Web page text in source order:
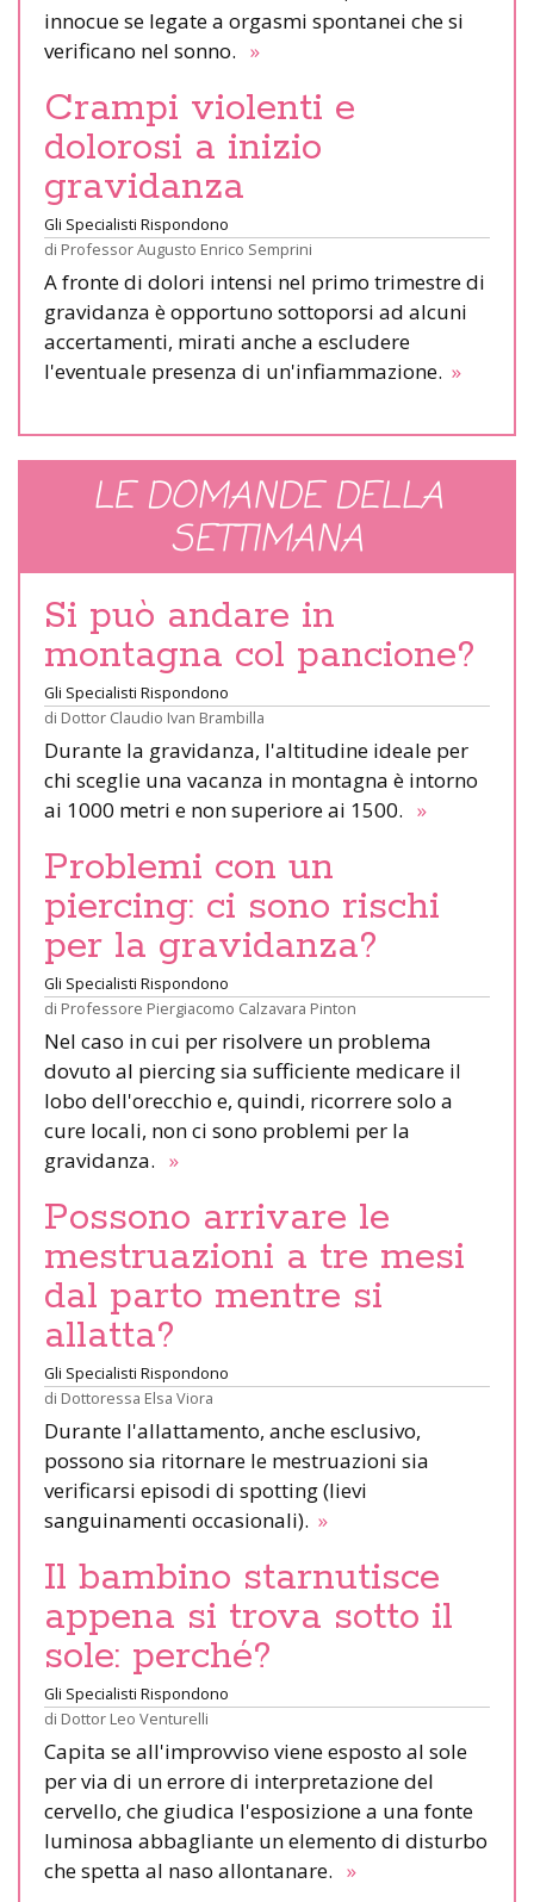
innocue se legate a orgasmi spontanei che si
verificano nel sonno. »
Crampi violenti e
dolorosi a inizio
gravidanza
Gli Specialisti Rispondono
di Professor Augusto Enrico Semprini
A fronte di dolori intensi nel primo trimestre di
gravidanza è opportuno sottoporsi ad alcuni
accertamenti, mirati anche a escludere
l'eventuale presenza di un'infiammazione. »
LE DOMANDE DELLA
SETTIMANA
Si può andare in
montagna col pancione?
Gli Specialisti Rispondono
di Dottor Claudio Ivan Brambilla
Durante la gravidanza, l'altitudine ideale per
chi sceglie una vacanza in montagna è intorno
ai 1000 metri e non superiore ai 1500. »
Problemi con un
piercing: ci sono rischi
per la gravidanza?
Gli Specialisti Rispondono
di Professore Piergiacomo Calzavara Pinton
Nel caso in cui per risolvere un problema
dovuto al piercing sia sufficiente medicare il
lobo dell'orecchio e, quindi, ricorrere solo a
cure locali, non ci sono problemi per la
gravidanza. »
Possono arrivare le
mestruazioni a tre mesi
dal parto mentre si
allatta?
Gli Specialisti Rispondono
di Dottoressa Elsa Viora
Durante l'allattamento, anche esclusivo,
possono sia ritornare le mestruazioni sia
verificarsi episodi di spotting (lievi
sanguinamenti occasionali). »
Il bambino starnutisce
appena si trova sotto il
sole: perché?
Gli Specialisti Rispondono
di Dottor Leo Venturelli
Capita se all'improvviso viene esposto al sole
per via di un errore di interpretazione del
cervello, che giudica l'esposizione a una fonte
luminosa abbagliante un elemento di disturbo
che spetta al naso allontanare. »